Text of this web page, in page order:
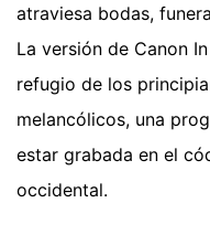
atraviesa bodas,
La versión de Canon
refugio de los
melancólicos, una
estar grabada en el
occidental.